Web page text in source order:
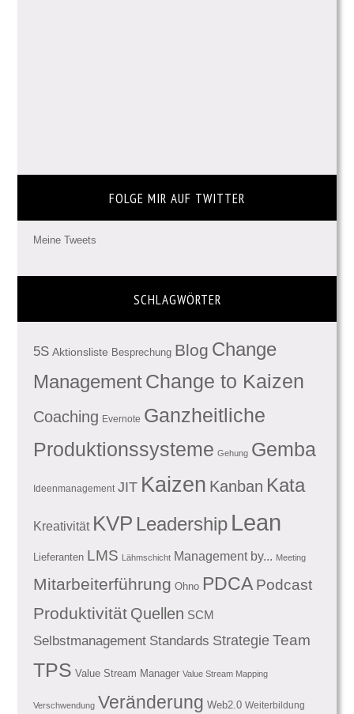
FOLGE MIR AUF TWITTER
Meine Tweets
SCHLAGWÖRTER
5S Aktionsliste Besprechung Blog Change
ManagementChange to Kaizen
Coaching Evernote Ganzheitliche
Produktionssysteme Gehung Gemba
Ideenmanagement JIT Kaizen Kanban Kata
Kreativität KVP Leadership Lean
Lieferanten LMS Lähmschicht Management by... Meeting
Mitarbeiterführung Ohno PDCA Podcast
Produktivität Quellen SCM
Selbstmanagement Standards Strategie Team
TPS Value Stream Manager Value Stream Mapping
Verschwendung Veränderung Web2.0 Weiterbildung